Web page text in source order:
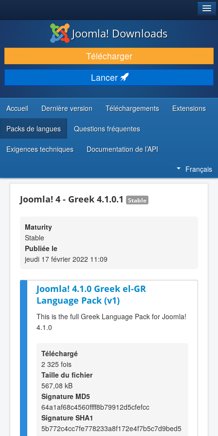
TÉLÉCHARGER & ÉTENDRE
DÉCOUVRIR & APPRENDRE
COMMUNAUTÉ & SUPPORT
RESSOURCES DÉVELOPPEURS
Joomla! Downloads
Télécharger
Lancer
Accueil Dernière version Téléchargements Extensions
Packs de langues Questions fréquentes
Exigences techniques Documentation de l’API
Français
Joomla! 4 - Greek 4.1.0.1 Stable
Maturity
Stable
Publiée le
jeudi 17 février 2022 11:09
Joomla! 4.1.0 Greek el-GR
Language Pack (v1)
This is the full Greek Language Pack for Joomla!
4.1.0
Téléchargé
2 325 fois
Taille du fichier
567,08 kB
Signature MD5
64a1af68c4560ffff8b79912d5cfefcc
Signature SHA1
5b772c4cc7fe778233a8f172e4f7b5c7d9bed5